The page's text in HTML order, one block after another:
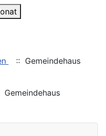
:: Gemeindehaus
Gemeindehaus